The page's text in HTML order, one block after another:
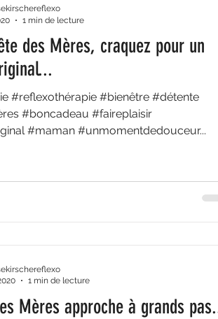
des Mères, craquez pour un
#reflexothérapie #bienêtre #détente
#faireplaisir
#maman #unmomentdedouceur...
1 min de lecture
Mères approche à grands
1 min de lecture